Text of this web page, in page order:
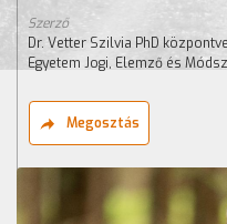
Szerző
Dr. Vetter Szilvia PhD
Egyetem Jogi, Elemző és
Megosztás